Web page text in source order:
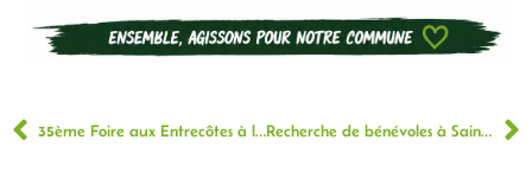
35ème Foire aux Entrecôtes à l’Echalote Recherche de bénévoles à Saint-Genouph